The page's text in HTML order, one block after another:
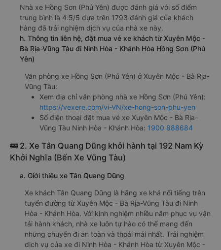
Nhà xe Hồng Sơn (Phú Yên) được đánh giá với số điểm
trung bình là 4.5/5 dựa trên 1793 đánh giá của khách
hàng đã trải nghiệm dịch vụ của nhà xe này.
h. Thông tin liên hệ, đặt mua vé xe khách từ Xuyên Mộc -
Bà Rịa-Vũng Tàu đi Ninh Hòa - Khánh Hòa Hồng Sơn (Phú
Yên)
Văn phòng xe Hồng Sơn (Phú Yên) ở Xuyên Mộc - Bà Rịa-
Vũng Tàu:
Xem địa chỉ văn phòng nhà xe Hồng Sơn (Phú Yên):
https://vexere.com/vi-VN/xe-hong-son-phu-yen
Số điện thoại đặt mua vé xe Xuyên Mộc - Bà Rịa-
Vũng Tàu Ninh Hòa - Khánh Hòa: 1900 888684
🚌 2. Xe Tân Quang Dũng khởi hành tại 192 Nam Kỳ
Khởi Nghĩa (Bến Xe Vũng Tàu)
a. Giới thiệu xe Tân Quang Dũng
Xe khách Tân Quang Dũng là hãng xe khá nổi tiếng trên
tuyến đường từ Xuyên Mộc - Bà Rịa-Vũng Tàu đi Ninh
Hòa - Khánh Hòa. Với kinh nghiệm nhiều năm phục vụ vận
tải hành khách, nhà xe luôn tự hào có thể mang đến
những chuyến đi an toàn và thoải mái nhất. Trải nghiệm
dịch vụ của xe đi Ninh Hòa - Khánh Hòa từ Xuyên Mộc -